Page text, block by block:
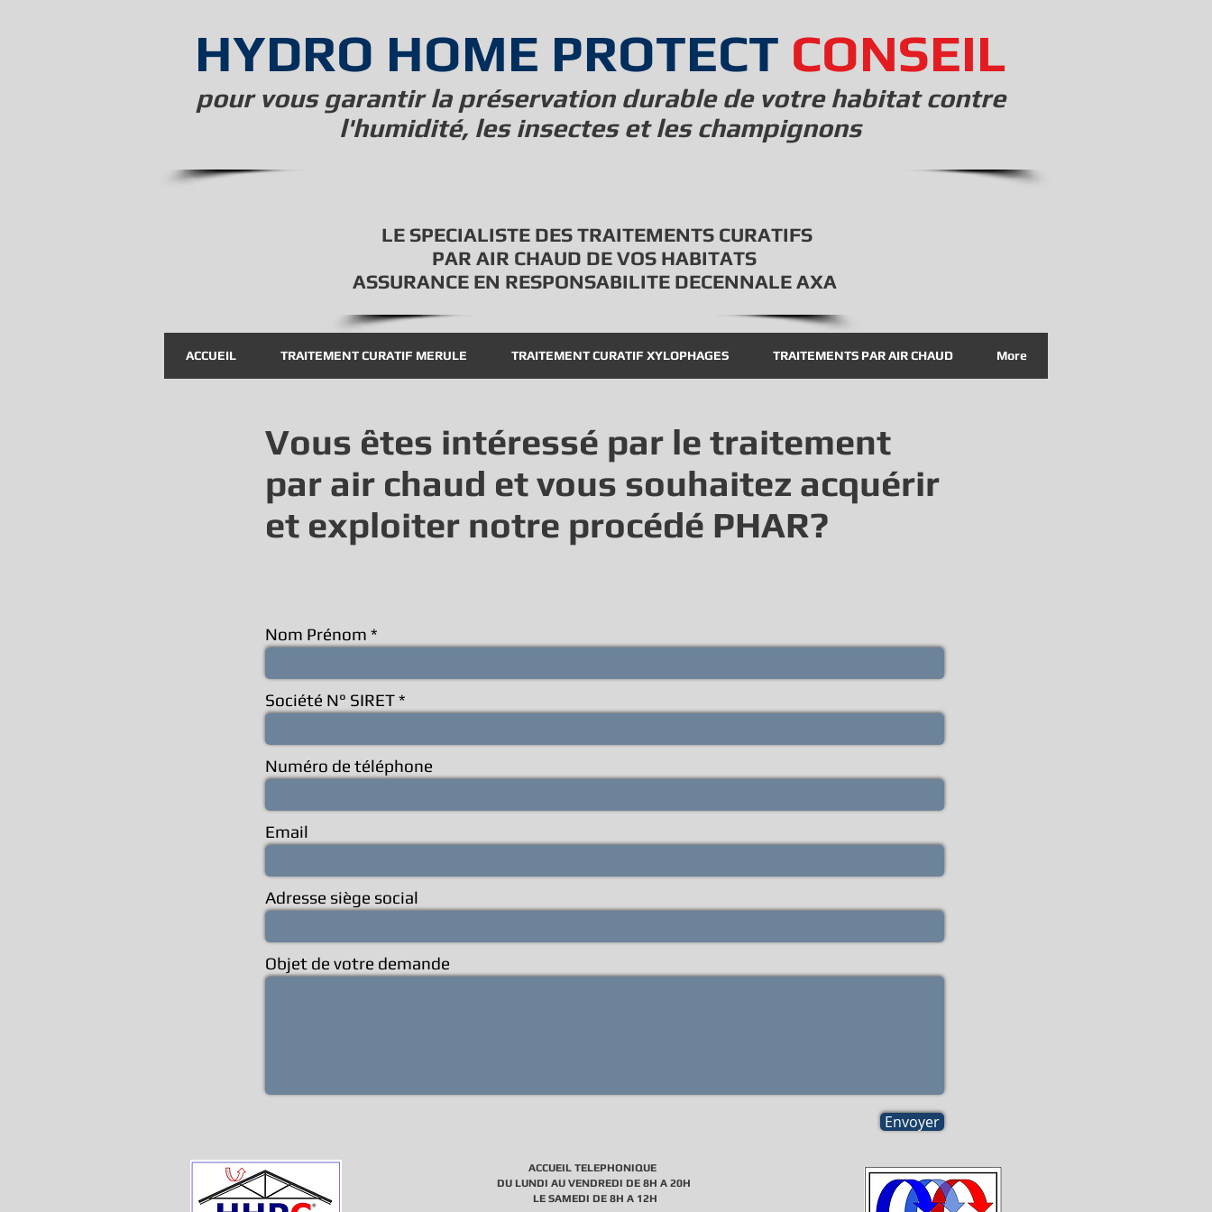
HYDRO HOME PROTECT CONSEIL
pour vous garantir la préservation durable de votre habitat contre
l'humidité, les insectes et les champignons
LE SPECIALISTE DES TRAITEMENTS CURATIFS
PAR AIR CHAUD DE VOS HABITATS
ASSURANCE EN RESPONSABILITE DECENNALE AXA
ACCUEIL TRAITEMENT CURATIF MERULE TRAITEMENT CURATIF XYLOPHAGES TRAITEMENTS PAR AIR CHAUD More
Vous êtes intéressé par le traitement
par air chaud et vous souhaitez acquérir
et exploiter notre procédé PHAR?
Nom Prénom
Société N° SIRET
Numéro de téléphone
Email
Adresse siège social
Objet de votre demande
Envoyer
ACCUEIL TELEPHONIQUE
DU LUNDI AU VENDREDI DE 8H A 20H
LE SAMEDI DE 8H A 12H